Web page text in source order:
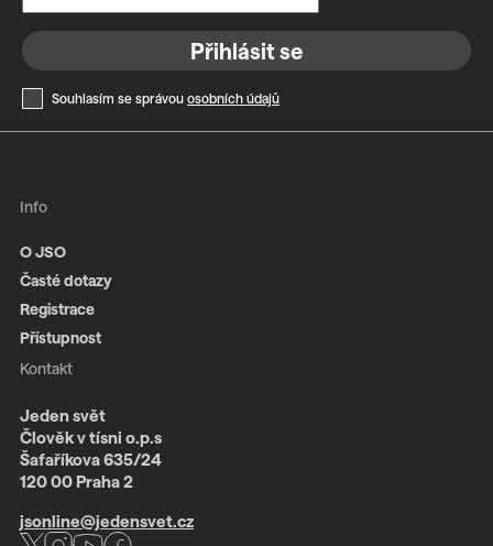
Přihlásit se
Souhlasím se správou osobních údajů
Info
O JSO
Časté dotazy
Registrace
Přístupnost
Kontakt
Jeden svět
Člověk v tísni o.p.s
Šafaříkova 635/24
120 00 Praha 2
jsonline@jedensvet.cz